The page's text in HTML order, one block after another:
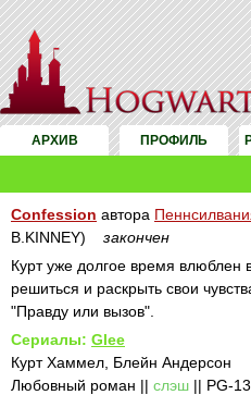
АРХИВ ПРОФИЛЬ
Confession автора
B.KINNEY) закончен
Курт уже долгое время влюблен
решиться и раскрыть свои
"Правду или вызов".
Сериалы: Glee
Курт Хаммел, Блейн Андерсон
Любовный роман || слэш || PG-